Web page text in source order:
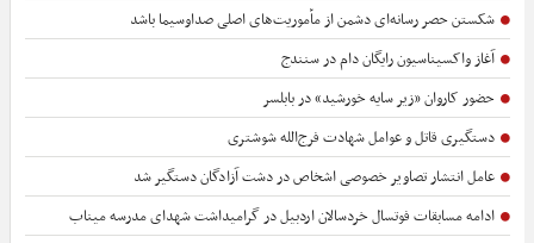
شکستن حصر رسانه‌ای دشمن از مأموریت‌های اصلی صداوسیما باشد
آغاز واکسیناسیون رایگان دام در سنندج
حضور کاروان «زیر سایه خورشید» در بابلسر
دستگیری قاتل و عوامل شهادت فرج‌الله شوشتری
عامل انتشار تصاویر خصوصی اشخاص در دشت آزادگان دستگیر شد
ادامه مسابقات فوتسال خردسالان اردبیل در گرامیداشت شهدای مدرسه میناب